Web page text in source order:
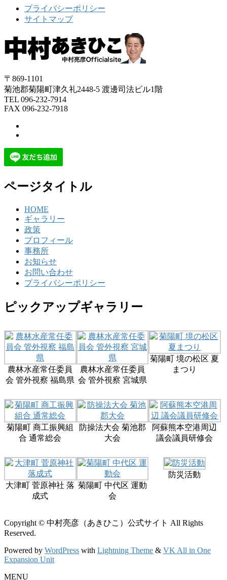
プライバシーポリシー
サイトマップ
〒869-1101
菊池郡菊陽町津久礼2448-5 渡邊司法ビル1階
TEL 096-232-7914
FAX 096-232-7918
ページタイトル
HOME
ギャラリー
政策
プロフィール
事務所
お知らせ
お問い合わせ
プライバシーポリシー
ピックアップギャラリー
農林水産常任委員
会 管外視察 福島県
農林水産常任委員
会 管外視察 宮城県
菊陽町 境の松区 夏
まつり
菊陽町 商工振興組
合 通常総会
防操法大会 菊池郡
大会
阿蘇熊本空港周辺
議会議員研修会
大津町 菅原神社 落
成式
菊陽町 中代区 運動
会
防災活動
Copyright © 中村亮彦（あきひこ）公式サイト All Rights
Reserved.
Powered by WordPress with Lightning Theme & VK All in One
Expansion Unit
MENU